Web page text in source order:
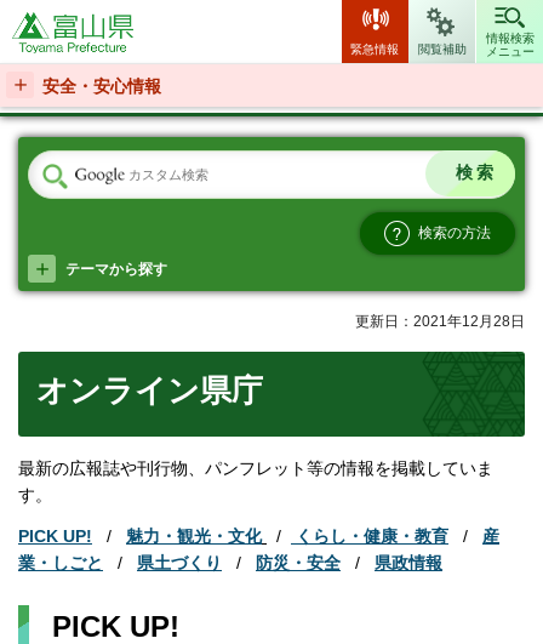
富山県
緊急情報 閲覧補助
情報検索
メニュー
安全・安心情報
検索の方法
テーマから探す
更新日：2021年12月28日
オンライン県庁
最新の広報誌や刊行物、パンフレット等の情報を掲載していま
す。
PICK UP! / 魅力・観光・文化 / くらし・健康・教育 / 産
業・しごと
/ 県土づくり / 防災・安全 / 県政情報
PICK UP!